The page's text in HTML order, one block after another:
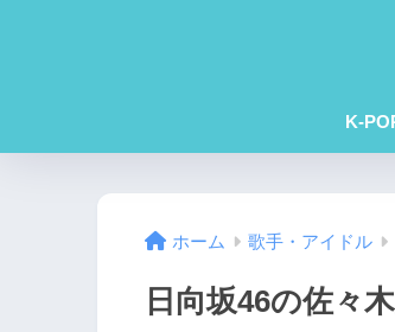
K-
ホーム 歌手・アイドル
日向坂46の佐々